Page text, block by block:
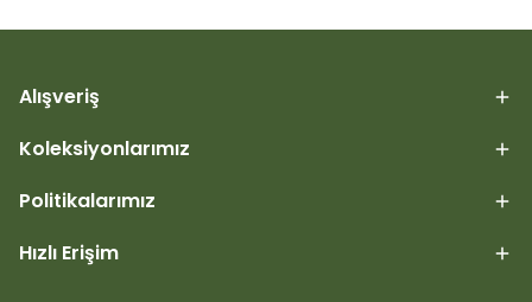
Alışveriş
Koleksiyonlarımız
Politikalarımız
Hızlı Erişim